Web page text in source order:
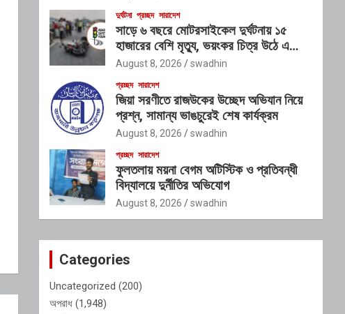
দুর্ঘটনা প্রচ্ছদ সারাদেশ
সাড়ে ৬ বছরে মোটরসাইকেল দুর্ঘটনায় ১৫
হাজারের বেশি মৃত্যু, ভয়ংকর চিত্র উঠে এলো
প্রতিবেদনে
August 8, 2026 swadhin
প্রচ্ছদ সারাদেশ
জিয়া সরণীতে রাজউকের উচ্ছেদ অভিযান নিয়ে
প্রশ্ন, সামান্য ভাঙচুরেই শেষ কার্যক্রম
August 8, 2026 swadhin
প্রচ্ছদ সারাদেশ
ফুলতলায় ময়না বেগম অটিস্টিক ও প্রতিবন্ধী
বিদ্যালয়ে দুর্নীতির অভিযোগ
August 8, 2026 swadhin
Categories
Uncategorized (200)
অপরাধ (1,948)